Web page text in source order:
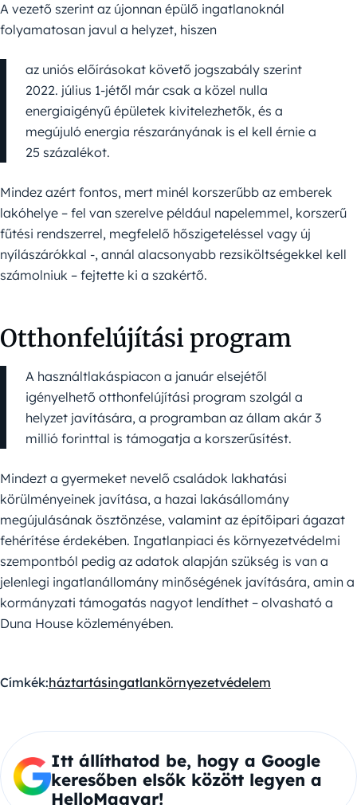
A vezető szerint az újonnan épülő ingatlanoknál
folyamatosan javul a helyzet, hiszen
az uniós előírásokat követő jogszabály szerint
2022. július 1-jétől már csak a közel nulla
energiaigényű épületek kivitelezhetők, és a
megújuló energia részarányának is el kell érnie a
25 százalékot.
Mindez azért fontos, mert minél korszerűbb az emberek
lakóhelye – fel van szerelve például napelemmel, korszerű
fűtési rendszerrel, megfelelő hőszigeteléssel vagy új
nyílászárókkal -, annál alacsonyabb rezsiköltségekkel kell
számolniuk – fejtette ki a szakértő.
Otthonfelújítási program
A használtlakáspiacon a január elsejétől
igényelhető otthonfelújítási program szolgál a
helyzet javítására, a programban az állam akár 3
millió forinttal is támogatja a korszerűsítést.
Mindezt a gyermeket nevelő családok lakhatási
körülményeinek javítása, a hazai lakásállomány
megújulásának ösztönzése, valamint az építőipari ágazat
fehérítése érdekében. Ingatlanpiaci és környezetvédelmi
szempontból pedig az adatok alapján szükség is van a
jelenlegi ingatlanállomány minőségének javítására, amin a
kormányzati támogatás nagyot lendíthet – olvasható a
Duna House közleményében.
Címkék:háztartásingatlankörnyezetvédelem
Itt állíthatod be, hogy a Google
keresőben elsők között legyen a
HelloMagyar!